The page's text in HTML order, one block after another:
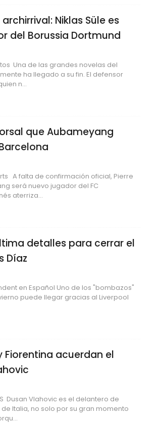
Niklas Süle es
del Borussia Dortmund
Una de las grandes novelas del
ha llegado a su fin. El defensor
n...
que Aubameyang
A falta de confirmación oficial, Pierre
será nuevo jugador del FC
aterriza...
detalles para cerrar el
Díaz
en Español Uno de los "bombazos"
puede llegar gracias al Liverpool
Fiorentina acuerdan el
Dusan Vlahovic es el delantero de
Italia, no solo por su gran momento